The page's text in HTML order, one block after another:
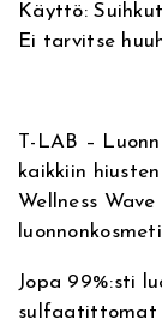
l
e
o
l
l
a
e
n
Käyttö:
Ei tarvitse
T-LAB –
kaikkiin
Wellness
Jopa 99%:sti
sulfaatittomat